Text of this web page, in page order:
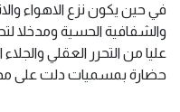
في حين يكون نزع الاهواء
والشفافية الحسية ومدخلا
عليا من التحرر العقلي
حضارة بمسميات دلت على